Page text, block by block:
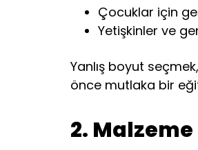
Çocuklar için
Yetişkinler ve
Yanlış boyut
önce mutlaka bir
2.